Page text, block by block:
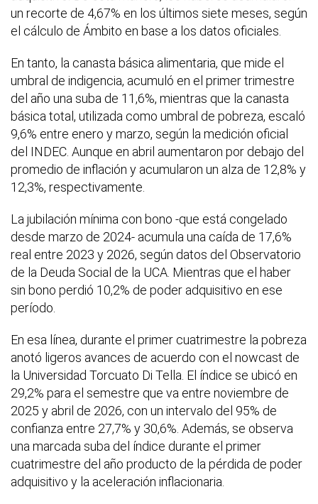
un recorte de 4,67% en los últimos siete meses, según
el cálculo de Ámbito en base a los datos oficiales.
En tanto, la canasta básica alimentaria, que mide el
umbral de indigencia, acumuló en el primer trimestre
del año una suba de 11,6%, mientras que la canasta
básica total, utilizada como umbral de pobreza, escaló
9,6% entre enero y marzo, según la medición oficial
del INDEC. Aunque en abril aumentaron por debajo del
promedio de inflación y acumularon un alza de 12,8% y
12,3%, respectivamente.
La jubilación mínima con bono -que está congelado
desde marzo de 2024- acumula una caída de 17,6%
real entre 2023 y 2026, según datos del Observatorio
de la Deuda Social de la UCA. Mientras que el haber
sin bono perdió 10,2% de poder adquisitivo en ese
período.
En esa línea, durante el primer cuatrimestre la pobreza
anotó ligeros avances de acuerdo con el nowcast de
la Universidad Torcuato Di Tella. El índice se ubicó en
29,2% para el semestre que va entre noviembre de
2025 y abril de 2026, con un intervalo del 95% de
confianza entre 27,7% y 30,6%. Además, se observa
una marcada suba del índice durante el primer
cuatrimestre del año producto de la pérdida de poder
adquisitivo y la aceleración inflacionaria.